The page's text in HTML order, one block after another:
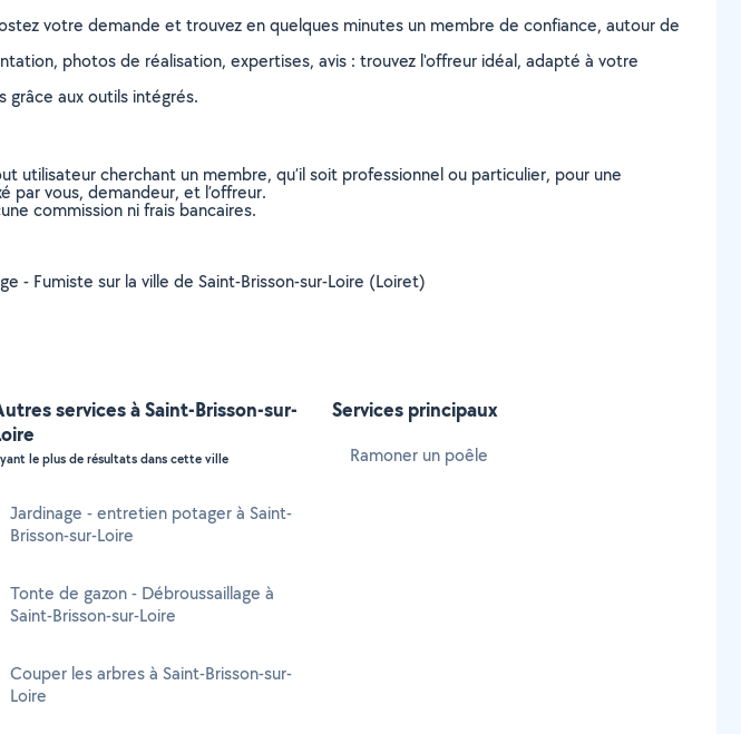
votre demande et trouvez en quelques minutes un membre de confiance, autour de
photos de réalisation, expertises, avis : trouvez l'offreur idéal, adapté à votre
grâce aux outils intégrés.
cherchant un membre, qu’il soit professionnel ou particulier, pour une
par vous, demandeur, et l’offreur.
commission ni frais bancaires.
- Fumiste sur la ville de Saint-Brisson-sur-Loire (Loiret)
services à Saint-Brisson-sur-
le plus de résultats dans cette ville
Jardinage - entretien potager à Saint-
Brisson-sur-Loire
Tonte de gazon - Débroussaillage à
Saint-Brisson-sur-Loire
Couper les arbres à Saint-Brisson-sur-
Loire
Services principaux
Ramoner un poêle